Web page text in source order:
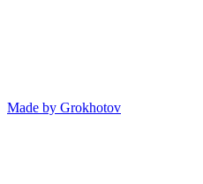
Made by Grokhotov